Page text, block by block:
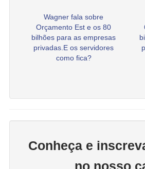
Wagner fala sobre
Orçamento Est e os 80
bilhões para as empresas
privadas.E os servidores
como fica?
Conheça e